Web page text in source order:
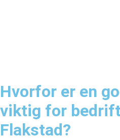
Hvorfor er en
viktig for
Flakstad?